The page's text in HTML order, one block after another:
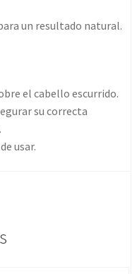
un resultado natural.
el cabello escurrido.
su correcta
usar.